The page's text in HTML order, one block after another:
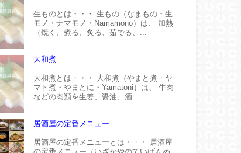
生ものとは・・・ 生もの（なまもの・生
モノ・ナマモノ・Namamono）は、 加熱
（焼く、煮る、炙る、茹でる、...
大和煮
大和煮とは・・・ 大和煮（やまと煮・ヤ
マト煮・やまとに・Yamatoni）は、 牛肉
などの肉類を生姜、醤油、酒...
居酒屋の定番メニュー
居酒屋の定番メニューとは・・・ 居酒屋
の定番メニュー（いざかやのていばんめ